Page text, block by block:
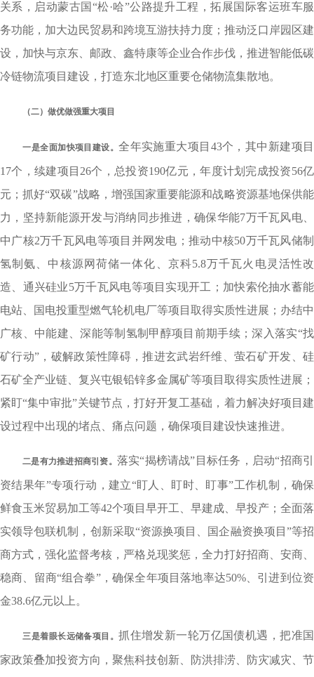
关系，启动蒙古国“松·哈”公路提升工程，拓展国际客运班车服
务功能，加大边民贸易和跨境互游扶持力度；推动泛口岸园区建
设，加快与京东、邮政、鑫特康等企业合作步伐，推进智能低碳
冷链物流项目建设，打造东北地区重要仓储物流集散地。
（二）做优做强重大项目
一是全面加快项目建设。全年实施重大项目43个，其中新建项目
17个，续建项目26个，总投资190亿元，年度计划完成投资56亿
元；抓好“双碳”战略，增强国家重要能源和战略资源基地保供能
力，坚持新能源开发与消纳同步推进，确保华能7万千瓦风电、
中广核2万千瓦风电等项目并网发电；推动中核50万千瓦风储制
氢制氨、中核源网荷储一体化、京科5.8万千瓦火电灵活性改
造、通兴硅业5万千瓦风电等项目实现开工；加快索伦抽水蓄能
电站、国电投重型燃气轮机电厂等项目取得实质性进展；办结中
广核、中能建、深能等制氢制甲醇项目前期手续；深入落实“找
矿行动”，破解政策性障碍，推进玄武岩纤维、萤石矿开发、硅
石矿全产业链、复兴屯银铅锌多金属矿等项目取得实质性进展；
紧盯“集中审批”关键节点，打好开复工基础，着力解决好项目建
设过程中出现的堵点、痛点问题，确保项目建设快速推进。
二是有力推进招商引资。 落实“揭榜请战”目标任务，启动“招商引
资结果年”专项行动，建立“盯人、盯时、盯事”工作机制，确保
鲜食玉米贸易加工等42个项目早开工、早建成、早投产；全面落
实领导包联机制，创新采取“资源换项目、国企融资换项目”等招
商方式，强化监督考核，严格兑现奖惩，全力打好招商、安商、
稳商、留商“组合拳”，确保全年项目落地率达50%、引进到位资
金38.6亿元以上。
三是着眼长远储备项目。抓住增发新一轮万亿国债机遇，把准国
家政策叠加投资方向，聚焦科技创新、防洪排涝、防灾减灾、节